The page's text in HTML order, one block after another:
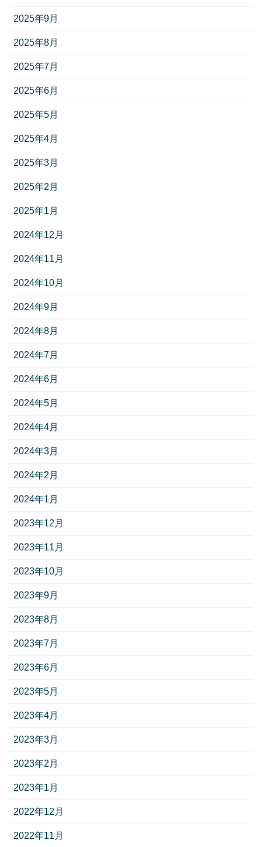
2025年9月
2025年8月
2025年7月
2025年6月
2025年5月
2025年4月
2025年3月
2025年2月
2025年1月
2024年12月
2024年11月
2024年10月
2024年9月
2024年8月
2024年7月
2024年6月
2024年5月
2024年4月
2024年3月
2024年2月
2024年1月
2023年12月
2023年11月
2023年10月
2023年9月
2023年8月
2023年7月
2023年6月
2023年5月
2023年4月
2023年3月
2023年2月
2023年1月
2022年12月
2022年11月